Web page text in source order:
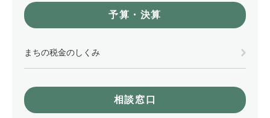
予算・決算
まちの税金のしくみ
相談窓口